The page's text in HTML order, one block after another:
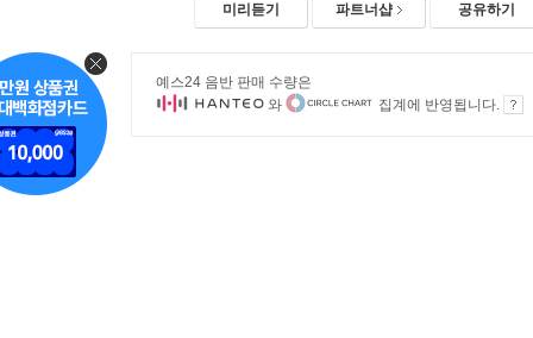
미리듣기 파트너샵 공유하기
예스24 음반 판매 수량은
와
집계에 반영됩니다.